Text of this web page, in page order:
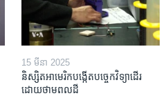
15 មីនា 2025
និស្សិត​អាមេរិក​បង្កើត​បច្ចេកវិទ្យា​ដើរ​
ដោយ​ថាមពល​ដី